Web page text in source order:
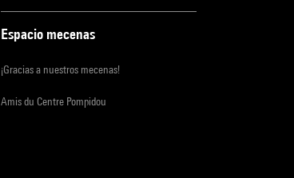
Espacio mecenas
¡Gracias a nuestros mecenas!
Amis du Centre Pompidou